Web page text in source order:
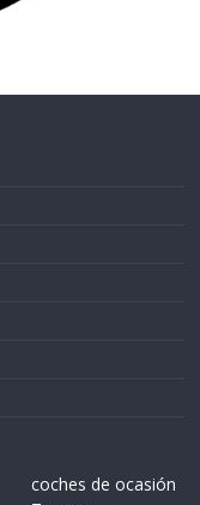
coches de ocasión